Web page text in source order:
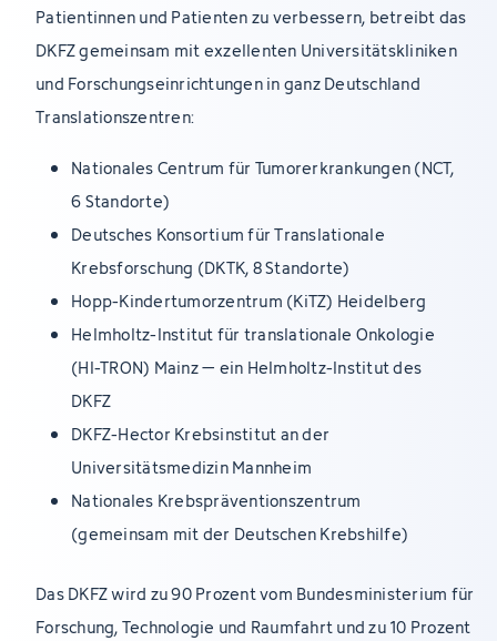
Patientinnen und Patienten zu verbessern, betreibt das
DKFZ gemeinsam mit exzellenten Universitätskliniken
und Forschungseinrichtungen in ganz Deutschland
Translationszentren:
Nationales Centrum für Tumorerkrankungen (NCT,
6 Standorte)
Deutsches Konsortium für Translationale
Krebsforschung (DKTK, 8 Standorte)
Hopp-Kindertumorzentrum (KiTZ) Heidelberg
Helmholtz-Institut für translationale Onkologie
(HI-TRON) Mainz – ein Helmholtz-Institut des
DKFZ
DKFZ-Hector Krebsinstitut an der
Universitätsmedizin Mannheim
Nationales Krebspräventionszentrum
(gemeinsam mit der Deutschen Krebshilfe)
Das DKFZ wird zu 90 Prozent vom Bundesministerium für
Forschung, Technologie und Raumfahrt und zu 10 Prozent